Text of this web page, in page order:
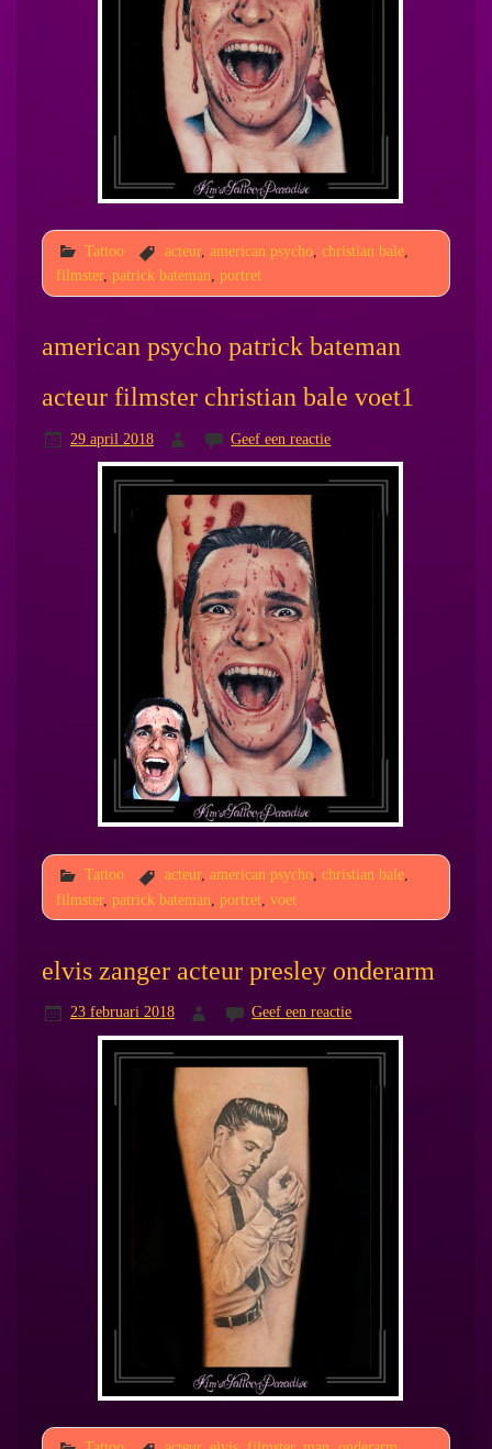
Tattoo acteur, american psycho, christian bale,
filmster, patrick bateman, portret
american psycho patrick bateman
acteur filmster christian bale voet1
29 april 2018 Geef een reactie
Tattoo acteur, american psycho, christian bale,
filmster, patrick bateman portret, voet
elvis zanger acteur presley onderarm
23 februari 2018 Geef een reactie